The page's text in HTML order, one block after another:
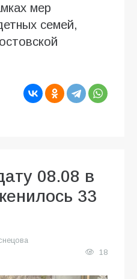
мер
семей,
08.08 в
33
18